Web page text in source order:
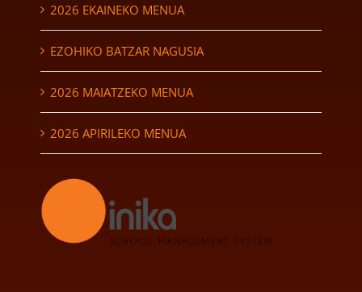
2026 EKAINEKO MENUA
EZOHIKO BATZAR NAGUSIA
2026 MAIATZEKO MENUA
2026 APIRILEKO MENUA